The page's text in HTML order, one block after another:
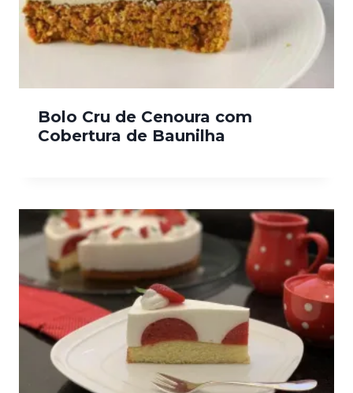
Bolo Cru de Cenoura com
Cobertura de Baunilha